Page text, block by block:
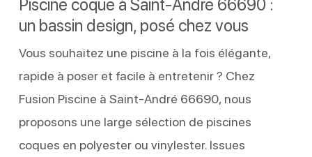
Piscine coque à Saint-André 66690 :
un bassin design, posé chez vous
Vous souhaitez une piscine à la fois élégante,
rapide à poser et facile à entretenir ? Chez
Fusion Piscine à Saint-André 66690, nous
proposons une large sélection de piscines
coques en polyester ou vinylester. Issues